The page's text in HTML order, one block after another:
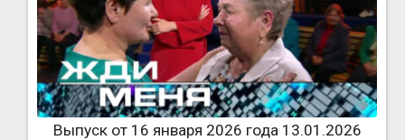
Выпуск от 16 января 2026 года 13.01.2026